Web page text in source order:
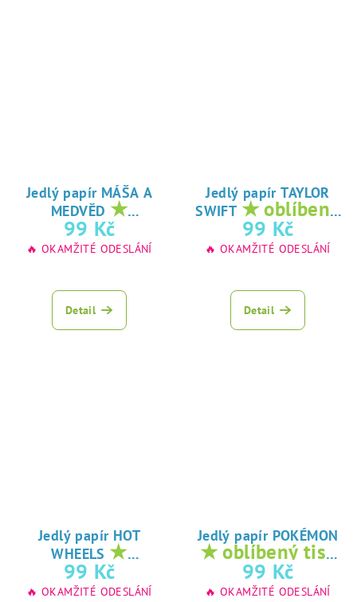
Jedlý papír MÁŠA A
MEDVĚD ★
oblíbený tisk na
jedlý papír
99 Kč
🔥 OKAMŽITÉ ODESLÁNÍ
Detail
Jedlý papír TAYLOR
SWIFT ★ oblíbený
tisk na jedlý
papír
99 Kč
🔥 OKAMŽITÉ ODESLÁNÍ
Detail
Jedlý papír HOT
WHEELS ★
oblíbený tisk na
jedlý papír
99 Kč
🔥 OKAMŽITÉ ODESLÁNÍ
Jedlý papír POKÉMON
★ oblíbený tisk
na jedlý papír
99 Kč
🔥 OKAMŽITÉ ODESLÁNÍ